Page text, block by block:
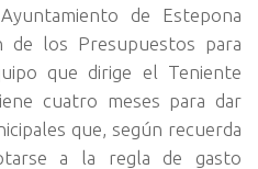
de Estepona
de los Presupuestos para
que dirige el Teniente
cuatro meses para dar
que, según recuerda
a la regla de gasto